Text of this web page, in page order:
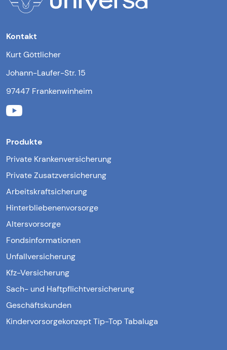
Kontakt
Kurt Göttlicher
Johann-Laufer-Str. 15
97447 Frankenwinheim
Produkte
Private Krankenversicherung
Private Zusatzversicherung
Arbeitskraftsicherung
Hinterbliebenenvorsorge
Altersvorsorge
Fondsinformationen
Unfallversicherung
Kfz-Versicherung
Sach- und Haftpflichtversicherung
Geschäftskunden
Kindervorsorgekonzept Tip-Top Tabaluga